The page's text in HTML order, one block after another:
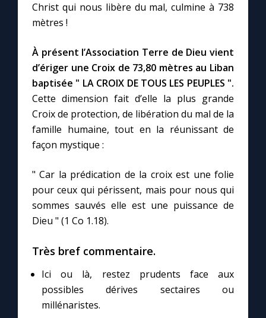
Christ qui nous libère du mal, culmine à 738
mètres !
À présent l’Association Terre de Dieu vient
d’ériger une Croix de 73,80 mètres au Liban
baptisée " LA CROIX DE TOUS LES PEUPLES ".
Cette dimension fait d’elle la plus grande
Croix de protection, de libération du mal de la
famille humaine, tout en la réunissant de
façon mystique :
" Car la prédication de la croix est une folie
pour ceux qui périssent, mais pour nous qui
sommes sauvés elle est une puissance de
Dieu " (1 Co 1.18).
Très bref commentaire.
Ici ou là, restez prudents face aux
possibles dérives sectaires ou
millénaristes.